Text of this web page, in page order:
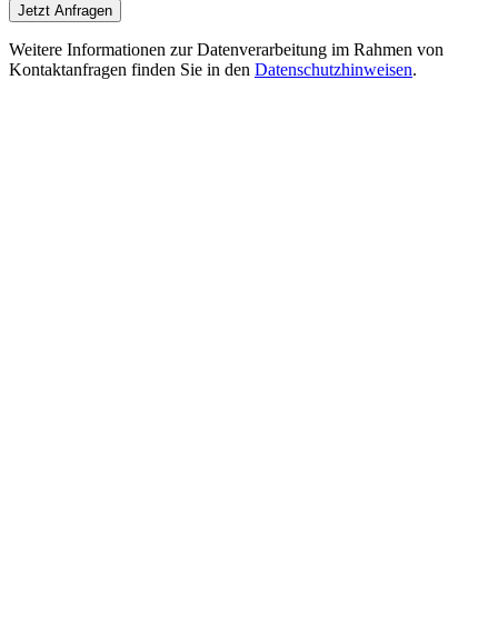
Jetzt Anfragen
Weitere Informationen zur Datenverarbeitung im Rahmen von
Kontaktanfragen finden Sie in den Datenschutzhinweisen.